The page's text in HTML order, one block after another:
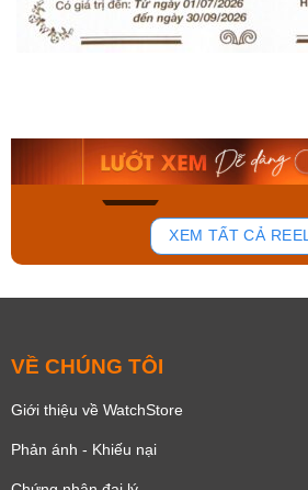
136
Mua ngay
XEM TẤT CẢ
VỀ CHÚNG TÔI
Giới thiệu về WatchStore
Phản ánh - Khiếu nại